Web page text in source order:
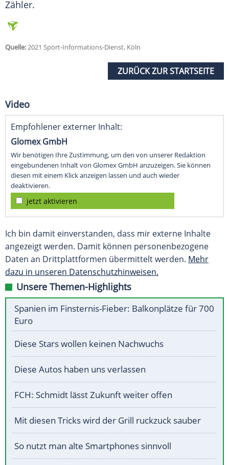
Zähler.
Quelle:2021 Sport-Informations-Dienst, Köln
ZURÜCK ZUR STARTSEITE
Video
Empfohlener externer Inhalt:
Glomex GmbH
Wir benötigen Ihre Zustimmung, um den von unserer Redaktion
eingebundenen Inhalt von Glomex GmbH anzuzeigen. Sie können
diesen mit einem Klick anzeigen lassen und auch wieder
deaktivieren.
jetzt aktivieren
Ich bin damit einverstanden, dass mir externe Inhalte
angezeigt werden. Damit können personenbezogene
Daten an Drittplattformen übermittelt werden. Mehr
dazu in unseren Datenschutzhinweisen.
Unsere Themen-Highlights
Spanien im Finsternis-Fieber: Balkonplätze für 700
Euro
Diese Stars wollen keinen Nachwuchs
Diese Autos haben uns verlassen
FCH: Schmidt lässt Zukunft weiter offen
Mit diesen Tricks wird der Grill ruckzuck sauber
So nutzt man alte Smartphones sinnvoll